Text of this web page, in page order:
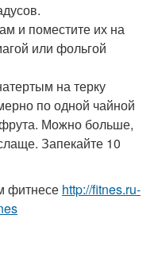
и поместите их на
или фольгой
на терку
по одной чайной
Можно больше,
Запекайте 10
фитнесе http://fitnes.ru-